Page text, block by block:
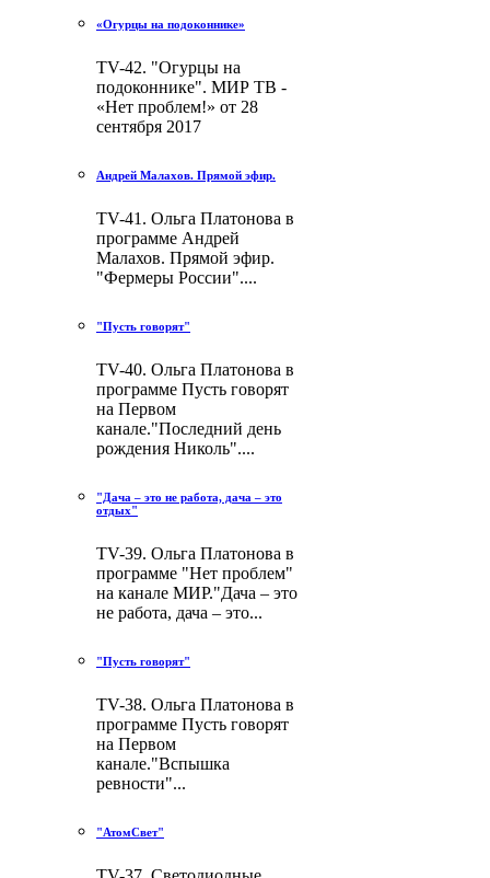
«Огурцы на подоконнике»
TV-42. "Огурцы на
подоконнике". МИР ТВ -
«Нет проблем!» от 28
сентября 2017
Андрей Малахов. Прямой эфир.
TV-41. Ольга Платонова в
программе Андрей
Малахов. Прямой эфир.
"Фермеры России"....
"Пусть говорят"
TV-40. Ольга Платонова в
программе Пусть говорят
на Первом
канале."Последний день
рождения Николь"....
"Дача – это не работа, дача – это
отдых"
TV-39. Ольга Платонова в
программе "Нет проблем"
на канале МИР."Дача – это
не работа, дача – это...
"Пусть говорят"
TV-38. Ольга Платонова в
программе Пусть говорят
на Первом
канале."Вспышка
ревности"...
"АтомСвет"